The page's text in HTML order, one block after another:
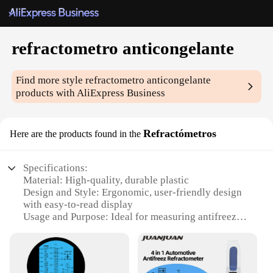
refractometro anticongelante
Find more stylerefractometro anticongelante
products with AliExpress Business
Here are the products found in the Refractómetros
Specifications:
Material: High-quality, durable plastic
Design and Style: Ergonomic, user-friendly design
with easy-to-read display
Usage and Purpose: Ideal for measuring antifreeze
Performance and Property: Precise refractive index
readings with high accuracy
Parts and Accessories: Includes a protective